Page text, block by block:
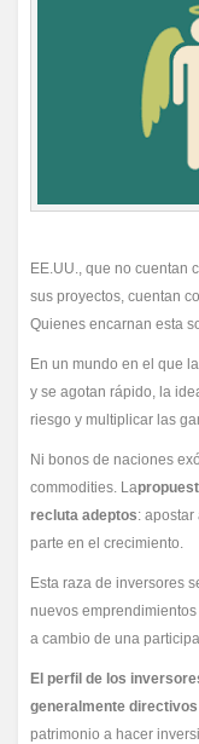
EE.UU., que no cuentan
sus proyectos, cuentan
Quienes encarnan esta
En un mundo en el que
y se agotan rápido, la
riesgo y multiplicar las
Ni bonos de naciones
commodities. La
recluta adeptos:
parte en el crecimiento.
Esta raza de inversores
nuevos
a cambio de una
El perfil de los
generalmente
patrimonio a hacer